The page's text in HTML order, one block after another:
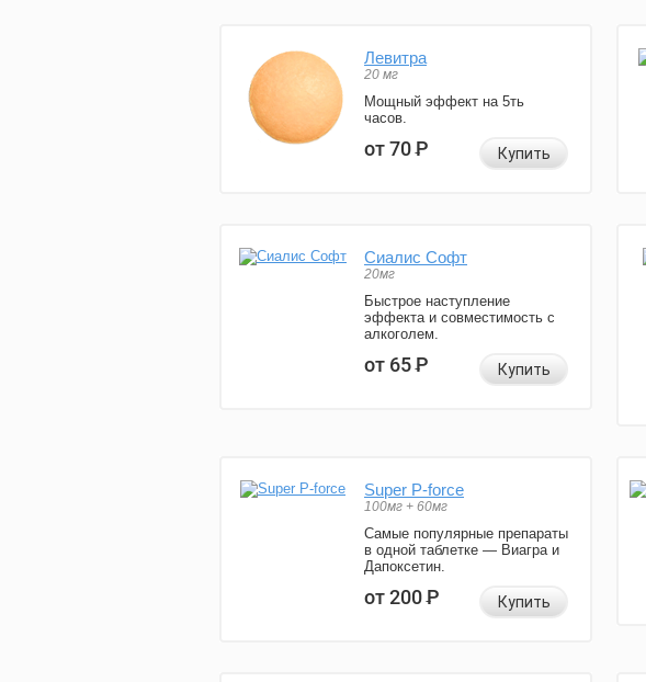
Левитра
20 мг
Мощный эффект на 5ть
часов.
от 70Р Купить
Сиалис Софт
20мг
Быстрое наступление
эффекта и совместимость с
алкоголем.
от 65Р Купить
Super P-force
100мг + 60мг
Самые популярные препараты
в одной таблетке — Виагра и
Дапоксетин.
от 200Р Купить